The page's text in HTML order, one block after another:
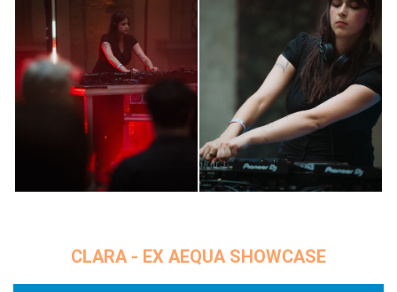
CLARA - EX AEQUA SHOWCASE